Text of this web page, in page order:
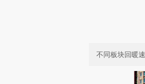
不同板块回暖